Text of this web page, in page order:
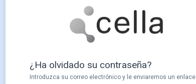
¿Ha olvidado su contraseña?
Introduzca su correo electrónico y le enviaremos un enlace